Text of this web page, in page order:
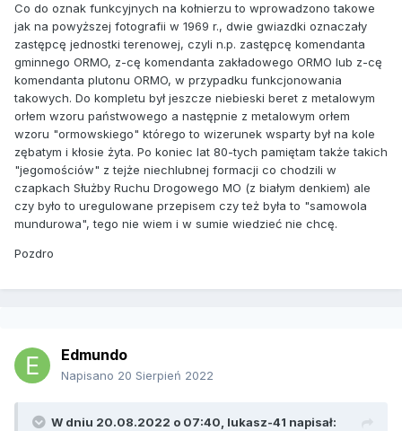
Co do oznak funkcyjnych na kołnierzu to wprowadzono takowe
jak na powyższej fotografii w 1969 r., dwie gwiazdki oznaczały
zastępcę jednostki terenowej, czyli n.p. zastępcę komendanta
gminnego ORMO, z-cę komendanta zakładowego ORMO lub z-cę
komendanta plutonu ORMO, w przypadku funkcjonowania
takowych. Do kompletu był jeszcze niebieski beret z metalowym
orłem wzoru państwowego a następnie z metalowym orłem
wzoru "ormowskiego" którego to wizerunek wsparty był na kole
zębatym i kłosie żyta. Po koniec lat 80-tych pamiętam także takich
"jegomościów" z tejże niechlubnej formacji co chodzili w
czapkach Służby Ruchu Drogowego MO (z białym denkiem) ale
czy było to uregulowane przepisem czy też była to "samowola
mundurowa", tego nie wiem i w sumie wiedzieć nie chcę.
Pozdro
Edmundo
Napisano 20 Sierpień 2022
W dniu 20.08.2022 o 07:40, lukasz-41 napisał: